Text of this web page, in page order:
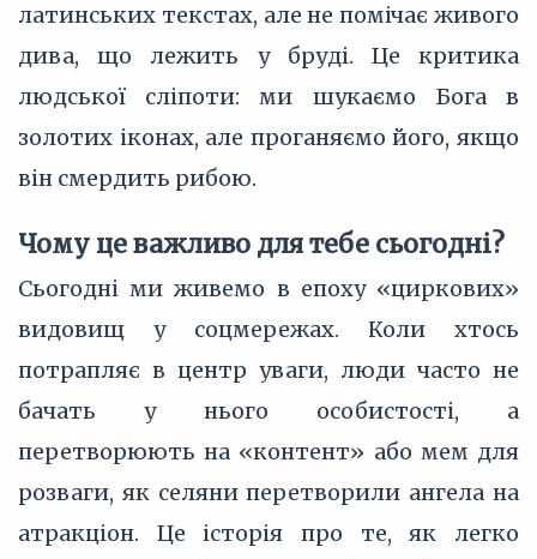
латинських текстах, але не помічає живого
дива, що лежить у бруді. Це критика
людської сліпоти: ми шукаємо Бога в
золотих іконах, але проганяємо його, якщо
він смердить рибою.
Чому це важливо для тебе сьогодні?
Сьогодні ми живемо в епоху «циркових»
видовищ у соцмережах. Коли хтось
потрапляє в центр уваги, люди часто не
бачать у нього особистості, а
перетворюють на «контент» або мем для
розваги, як селяни перетворили ангела на
атракціон. Це історія про те, як легко